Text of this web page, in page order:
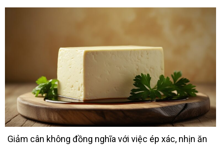
Giảm cân không đồng nghĩa với việc ép xác, nhịn ăn